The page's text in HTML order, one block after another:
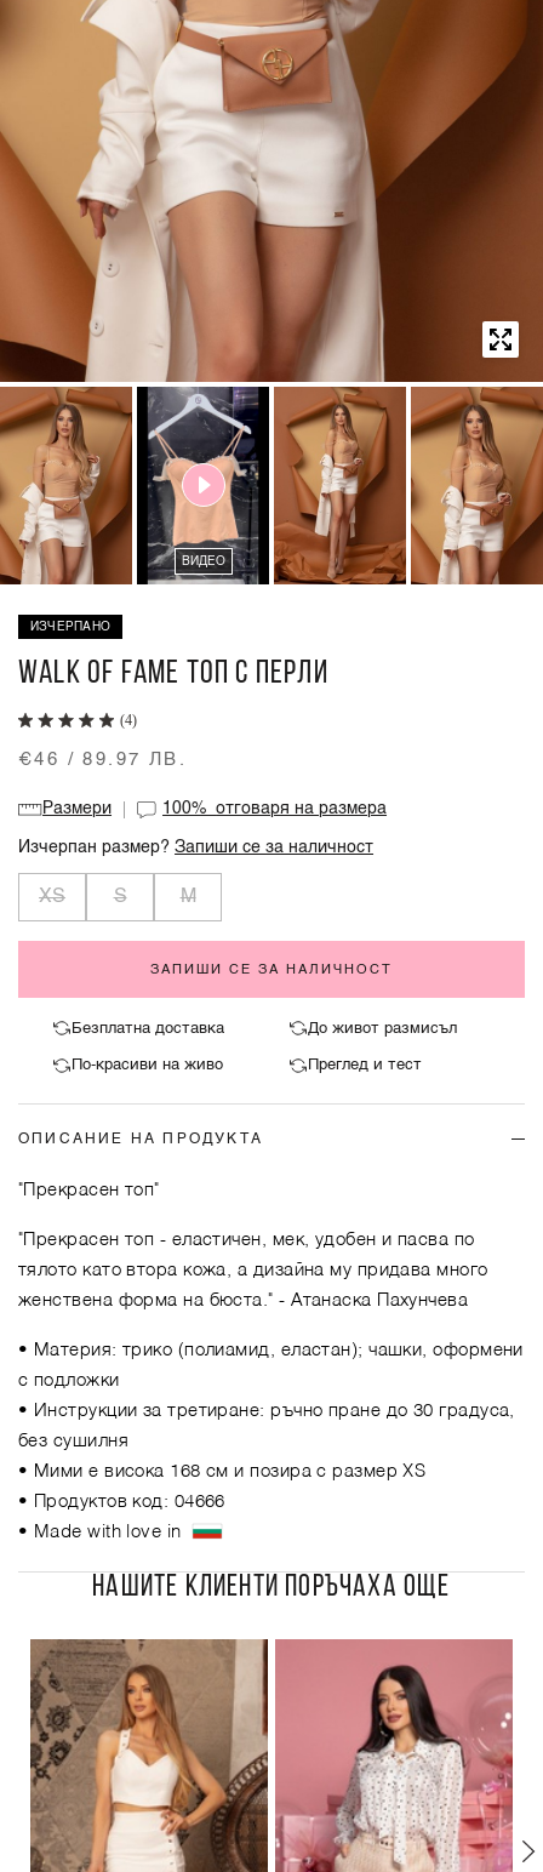
ВИДЕО
ИЗЧЕРПАНО
WALK OF FAME ТОП С ПЕРЛИ
(4)
€46 / 89.97 ЛВ.
Размери 100%отговаря на размера
Изчерпан размер?Запиши се за наличност
XS S M
ЗАПИШИ СЕ ЗА НАЛИЧНОСТ
Безплатна доставка До живот размисъл
По-красиви на живо Преглед и тест
ОПИСАНИЕ НА ПРОДУКТА
"Прекрасен топ"
"Прекрасен топ - еластичен, мек, удобен и пасва по
тялото като втора кожа, а дизайна му придава много
женствена форма на бюста." - Атанаска Пахунчева
• Материя: трико (полиамид, еластан); чашки, оформени
с подложки
• Инструкции за третиране: ръчно пране до 30 градуса,
без сушилня
• Мими е висока 168 см и позира с размер XS
• Продуктов код: 04666
• Made with love in
НАШИТЕ КЛИЕНТИ ПОРЪЧАХА ОЩЕ